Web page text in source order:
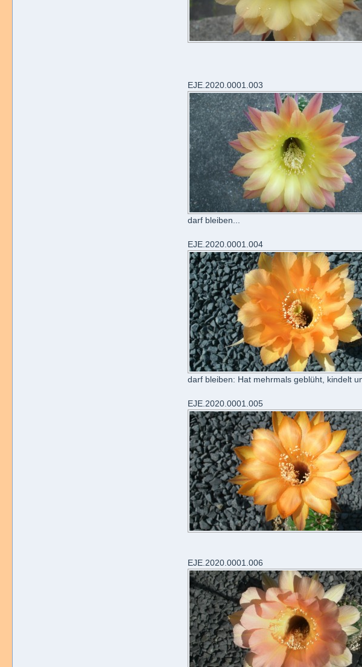
EJE.2020.0001.003
darf bleiben...
EJE.2020.0001.004
darf bleiben: Hat mehrmals geblüht, kindelt
EJE.2020.0001.005
EJE.2020.0001.006